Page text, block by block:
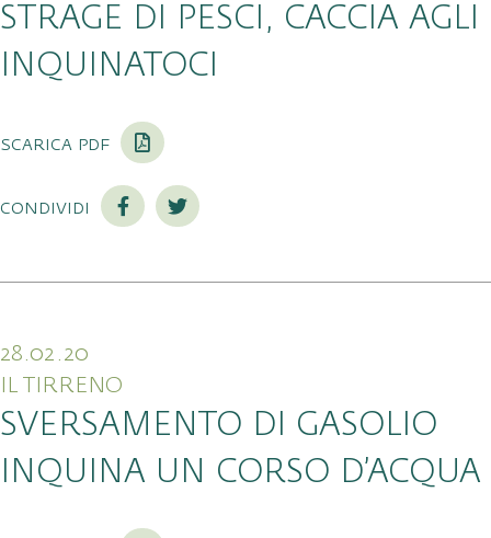
STRAGE DI PESCI, CACCIA AGLI
INQUINATOCI
scarica pdf
condividi
28.02.20
IL TIRRENO
SVERSAMENTO DI GASOLIO
INQUINA UN CORSO D’ACQUA